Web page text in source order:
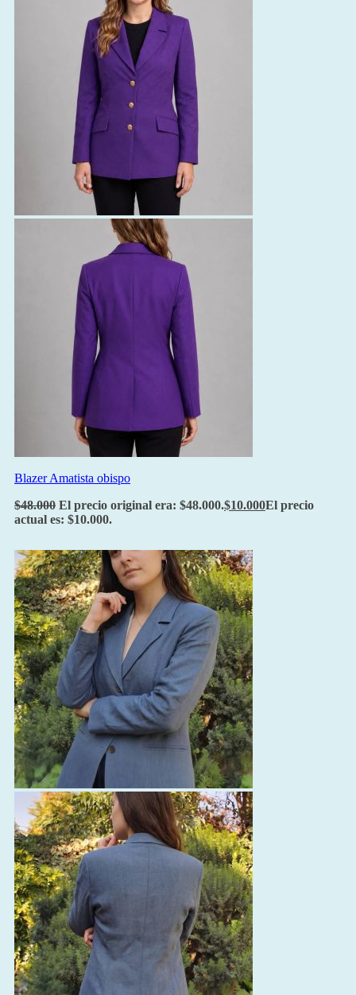
Blazer Amatista obispo
$48.000 El precio original era: $48.000.$10.000El precio
actual es: $10.000.